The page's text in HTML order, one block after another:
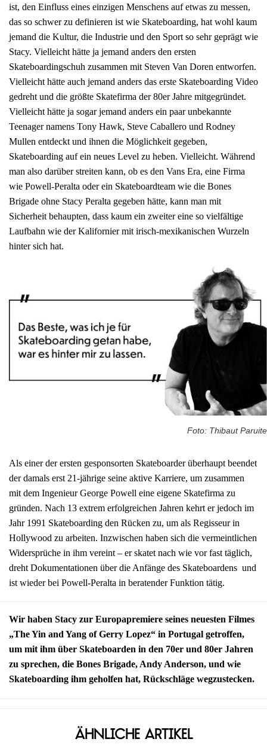
ist, den Einfluss eines einzigen Menschens auf etwas zu messen,
das so schwer zu definieren ist wie Skateboarding, hat wohl kaum
jemand die Kultur, die Industrie und den Sport so sehr geprägt wie
Stacy. Vielleicht hätte ja jemand anders den ersten
Skateboardingschuh zusammen mit Steven Van Doren entworfen.
Vielleicht hätte auch jemand anders das erste Skateboarding Video
gedreht und die größte Skatefirma der 80er Jahre mitgegründet.
Vielleicht hätte ja sogar jemand anders ein paar unbekannte
Teenager namens Tony Hawk, Steve Caballero und Rodney
Mullen entdeckt und ihnen die Möglichkeit gegeben,
Skateboarding auf ein neues Level zu heben. Vielleicht. Während
man also darüber streiten kann, ob es den Vans Era, eine Firma
wie Powell-Peralta oder ein Skateboardteam wie die Bones
Brigade ohne Stacy Peralta gegeben hätte, kann man mit
Sicherheit behaupten, dass kaum ein zweiter eine so vielfältige
Laufbahn wie der Kalifornier mit irisch-mexikanischen Wurzeln
hinter sich hat.
Foto: Thibaut Paruite
Als einer der ersten gesponsorten Skateboarder überhaupt beendet
der damals erst 21-jährige seine aktive Karriere, um zusammen
mit dem Ingenieur George Powell eine eigene Skatefirma zu
gründen. Nach 13 extrem erfolgreichen Jahren kehrt er jedoch im
Jahr 1991 Skateboarding den Rücken zu, um als Regisseur in
Hollywood zu arbeiten. Inzwischen haben sich die vermeintlichen
Widersprüche in ihm vereint – er skatet nach wie vor fast täglich,
dreht Dokumentationen über die Anfänge des Skateboardens und
ist wieder bei Powell-Peralta in beratender Funktion tätig.
Wir haben Stacy zur Europapremiere seines neuesten Filmes
„The Yin and Yang of Gerry Lopez“ in Portugal getroffen,
um mit ihm über Skateboarden in den 70er und 80er Jahren
zu sprechen, die Bones Brigade, Andy Anderson, und wie
Skateboarding ihm geholfen hat, Rückschläge wegzustecken.
Ähnliche Artikel